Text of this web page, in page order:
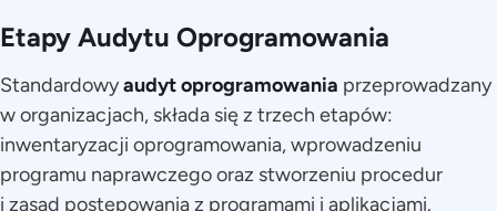
Etapy Audytu Oprogramowania
Standardowyaudyt oprogramowania przeprowadzany
w organizacjach, składa się z trzech etapów:
inwentaryzacji oprogramowania, wprowadzeniu
programu naprawczego oraz stworzeniu procedur
i zasad postępowania z programami i aplikacjami.